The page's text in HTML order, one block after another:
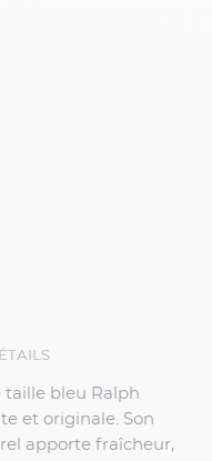
taille bleu Ralph
et originale. Son
apporte fraîcheur,